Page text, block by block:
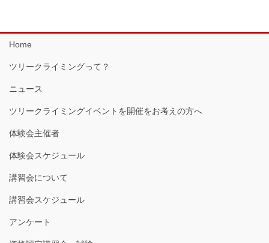
Home
ツリークライミングって？
ニュース
ツリークライミングイベントを開催をお考えの方へ
体験会主催者
体験会スケジュール
講習会について
講習会スケジュール
アンケート